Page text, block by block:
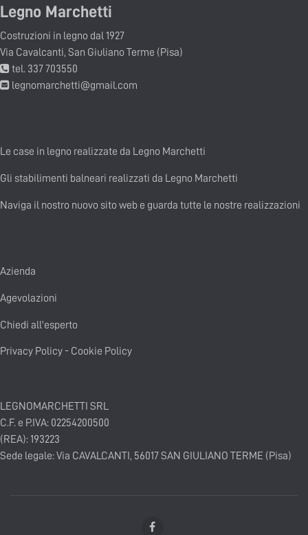
Legno Marchetti
Costruzioni in legno dal 1927
Via Cavalcanti, San Giuliano Terme (Pisa)
tel. 337 703550
legnomarchetti@gmail.com
Le case in legno realizzate da Legno Marchetti
Gli stabilimenti balneari realizzati da Legno Marchetti
Naviga il nostro nuovo sito web e guarda tutte le nostre realizzazioni
Azienda
Agevolazioni
Chiedi all'esperto
Privacy Policy - Cookie Policy
LEGNOMARCHETTI SRL
C.F. e P.IVA: 02254200500
(REA): 193223
Sede legale: Via CAVALCANTI, 56017 SAN GIULIANO TERME (Pisa)